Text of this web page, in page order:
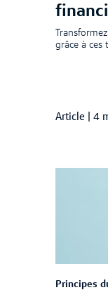
grâce à ces
Article 4
Principes